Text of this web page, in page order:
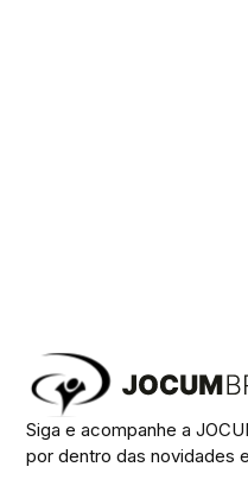
Siga e acompanhe a
por dentro das novidades